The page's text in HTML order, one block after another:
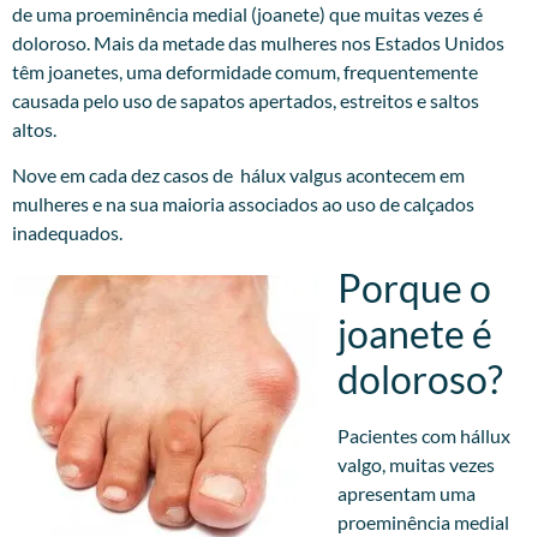
de uma proeminência medial (joanete) que muitas vezes é
doloroso. Mais da metade das mulheres nos Estados Unidos
têm joanetes, uma deformidade comum, frequentemente
causada pelo uso de sapatos apertados, estreitos e saltos
altos.
Nove em cada dez casos de hálux valgus acontecem em
mulheres e na sua maioria associados ao uso de calçados
inadequados.
Porque o
joanete é
doloroso?
Pacientes com hállux
valgo, muitas vezes
apresentam uma
proeminência medial